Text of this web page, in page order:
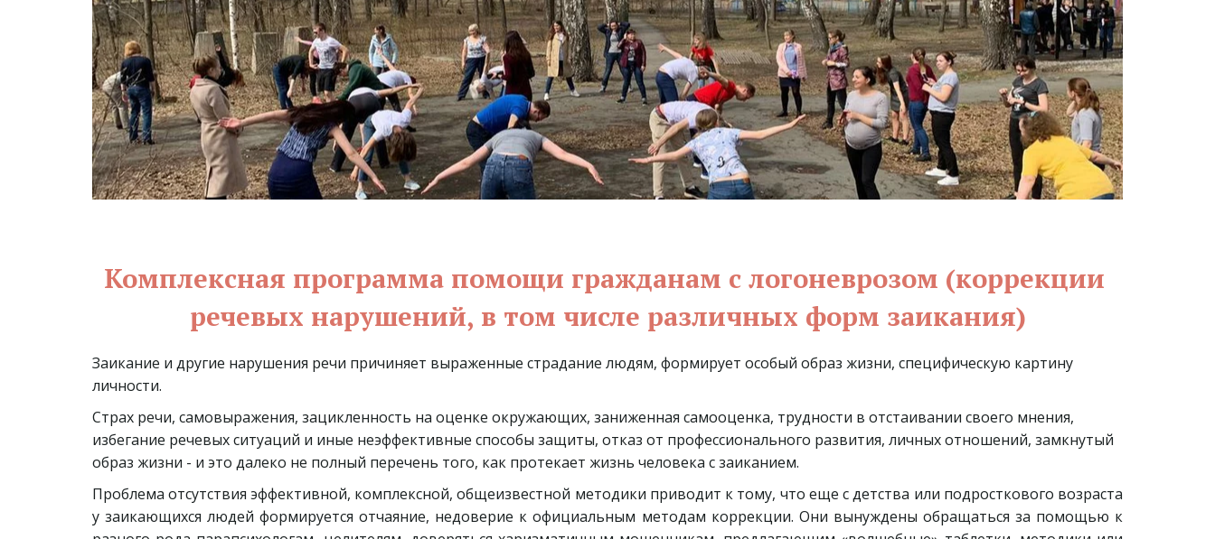
Комплексная программа­­ помощи гражданам с логоневрозом (коррекции
речевых нарушений, в том числе различных форм заикания)
Заикание и другие нарушения речи причиняет выраженные страдание людям, формирует особый образ жизни, специфическую картину
личности.
Страх речи, самовыражения, зацикленность на оценке окружающих, заниженная самооценка, трудности в отстаивании своего мнения,
избегание речевых ситуаций и иные неэффективные способы защиты, отказ от профессионального развития, личных отношений, замкнутый
образ жизни - и это далеко не полный перечень того, как протекает жизнь человека с заиканием.
Проблема отсутствия эффективной, комплексной, общеизвестной методики приводит к тому, что еще с детства или подросткового возраста
у заикающихся людей формируется отчаяние, недоверие к официальным методам коррекции. Они вынуждены обращаться за помощью к